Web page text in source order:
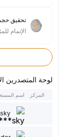
الإتمام للمرّة
لوحة المتصدرين
المركز اسم المستخدم
sky***@****